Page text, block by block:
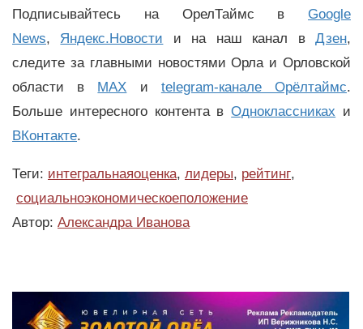
Подписывайтесь на ОрелТаймс в Google
News, Яндекс.Новости и на наш канал вДзен,
следите за главными новостями Орла и Орловской
области в MAX и telegram-канале Орёлтаймс.
Больше интересного контента вОдноклассниках и
ВКонтакте.
Теги: интегральнаяоценка, лидеры, рейтинг,
социальноэкономическоеположение
Автор: Александра Иванова